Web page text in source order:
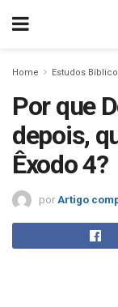
Home Estudos
Por que
depois,
Êxodo 4?
por Artigo